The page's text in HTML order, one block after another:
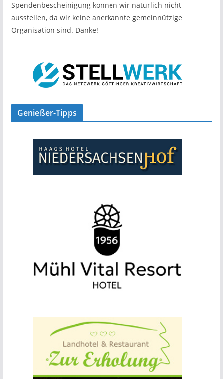
Spendenbescheinigung können wir natürlich nicht
ausstellen, da wir keine anerkannte gemeinnützige
Organisation sind. Danke!
Genießer-Tipps